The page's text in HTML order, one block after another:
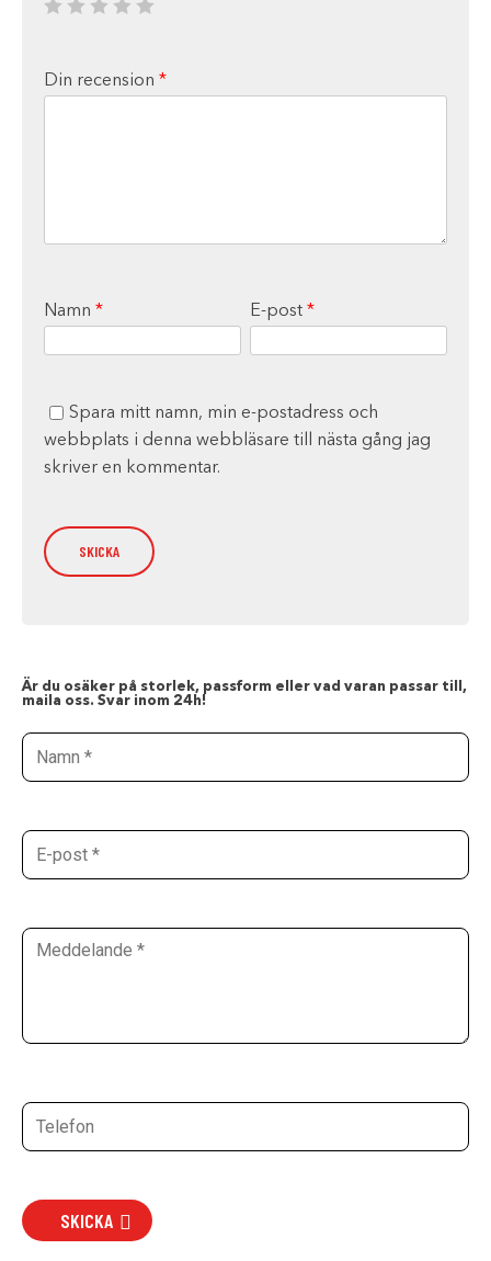
Din recension *
Namn * E-post *
Spara mitt namn, min e-postadress och
webbplats i denna webbläsare till nästa gång jag
skriver en kommentar.
Är du osäker på storlek, passform eller vad varan passar till,
maila oss. Svar inom 24h!
SKICKA